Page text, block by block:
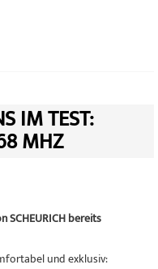
IM TEST:
MHZ
SCHEURICH bereits
und exklusiv: